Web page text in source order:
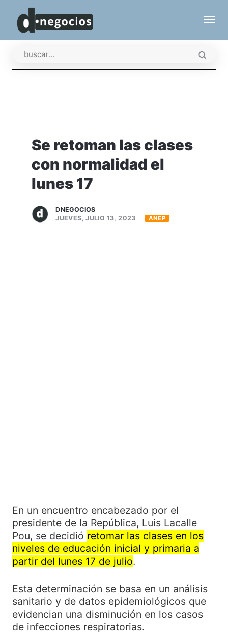
Se retoman las clases
con normalidad el
lunes 17
DNEGOCIOS
JUEVES, JULIO 13, 2023
ANEP
En un encuentro encabezado por el
presidente de la República, Luis Lacalle
Pou, se decidió retomar las clases en los
niveles de educación inicial y primaria a
partir del lunes 17 de julio.
Esta determinación se basa en un análisis
sanitario y de datos epidemiológicos que
evidencian una disminución en los casos
de infecciones respiratorias.